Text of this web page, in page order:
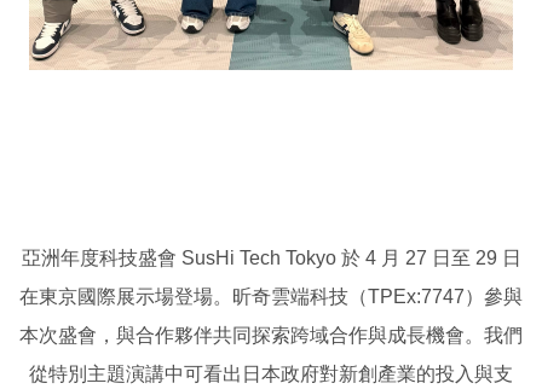
亞洲年度科技盛會 SusHi Tech Tokyo 於 4 月 27 日至 29 日
在東京國際展示場登場。昕奇雲端科技（TPEx:7747）參與
本次盛會，與合作夥伴共同探索跨域合作與成長機會。 我們
從特別主題演講中可看出日本政府對新創產業的投入與支